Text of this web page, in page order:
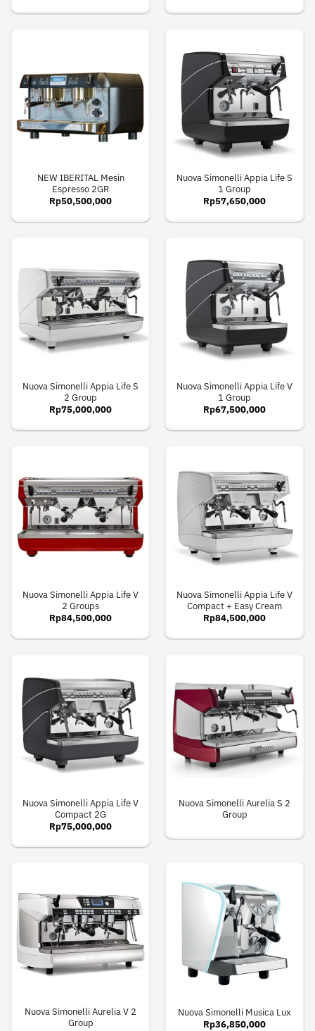
NEW IBERITAL Mesin
Espresso 2GR
Rp50,500,000
Nuova Simonelli Appia Life S
1 Group
Rp57,650,000
Nuova Simonelli Appia Life S
2 Group
Rp75,000,000
Nuova Simonelli Appia Life V
1 Group
Rp67,500,000
Nuova Simonelli Appia Life V
2 Groups
Rp84,500,000
Nuova Simonelli Appia Life V
Compact + Easy Cream
Rp84,500,000
Nuova Simonelli Appia Life V
Compact 2G
Rp75,000,000
Nuova Simonelli Aurelia S 2
Group
Nuova Simonelli Aurelia V 2
Group
Nuova Simonelli Musica Lux
Rp36,850,000